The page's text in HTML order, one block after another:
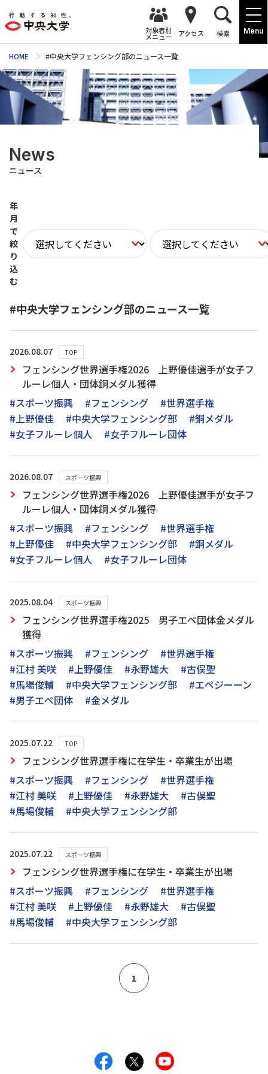
Menu
対象者別
メニュー アクセス 検索
HOME #中央大学フェンシング部のニュース一覧
News
ニュース
年
月
で
絞
り
込
む
#中央大学フェンシング部のニュース一覧
2026.08.07 TOP
フェンシング世界選手権2026 上野優佳選手が女子フ
ルーレ個人・団体銅メダル獲得
#スポーツ振興
#フェンシング
#世界選手権
#上野優佳
#中央大学フェンシング部
#銅メダル
#女子フルーレ個人
#女子フルーレ団体
2026.08.07 スポーツ振興
フェンシング世界選手権2026 上野優佳選手が女子フ
ルーレ個人・団体銅メダル獲得
#スポーツ振興
#フェンシング
#世界選手権
#上野優佳
#中央大学フェンシング部
#銅メダル
#女子フルーレ個人
#女子フルーレ団体
2025.08.04 スポーツ振興
フェンシング世界選手権2025 男子エペ団体金メダル
獲得
#スポーツ振興
#フェンシング
#世界選手権
#江村 美咲
#上野優佳 #永野雄大
#古俣聖
#馬場俊輔
#中央大学フェンシング部
#エペジーーン
#男子エペ団体
#金メダル
2025.07.22 TOP
フェンシング世界選手権に在学生・卒業生が出場
#スポーツ振興
#フェンシング
#世界選手権
#江村 美咲
#上野優佳 #永野雄大
#古俣聖
#馬場俊輔
#中央大学フェンシング部
2025.07.22 スポーツ振興
フェンシング世界選手権に在学生・卒業生が出場
#スポーツ振興
#フェンシング
#世界選手権
#江村 美咲
#上野優佳 #永野雄大
#古俣聖
#馬場俊輔
#中央大学フェンシング部
1